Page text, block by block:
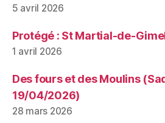
5 avril 2026
Protégé : St Martial-de-
1 avril 2026
Des fours et des Moulins
19/04/2026)
28 mars 2026